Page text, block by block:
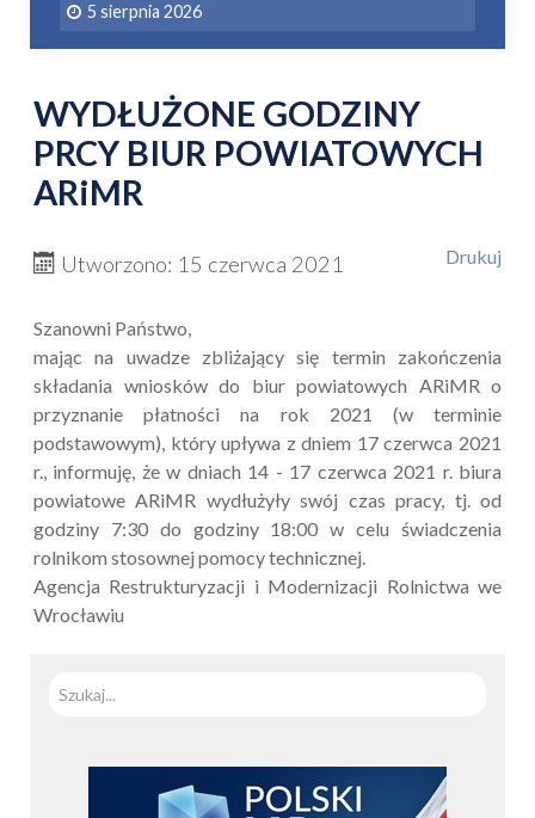
5 sierpnia 2026
WYDŁUŻONE GODZINY
PRCY BIUR POWIATOWYCH
ARiMR
Drukuj
Utworzono: 15 czerwca 2021
Szanowni Państwo,
mając na uwadze zbliżający się termin zakończenia
składania wniosków do biur powiatowych ARiMR o
przyznanie płatności na rok 2021 (w terminie
podstawowym), który upływa z dniem 17 czerwca 2021
r., informuję, że w dniach 14 - 17 czerwca 2021 r. biura
powiatowe ARiMR wydłużyły swój czas pracy, tj. od
godziny 7:30 do godziny 18:00 w celu świadczenia
rolnikom stosownej pomocy technicznej.
Agencja Restrukturyzacji i Modernizacji Rolnictwa we
Wrocławiu